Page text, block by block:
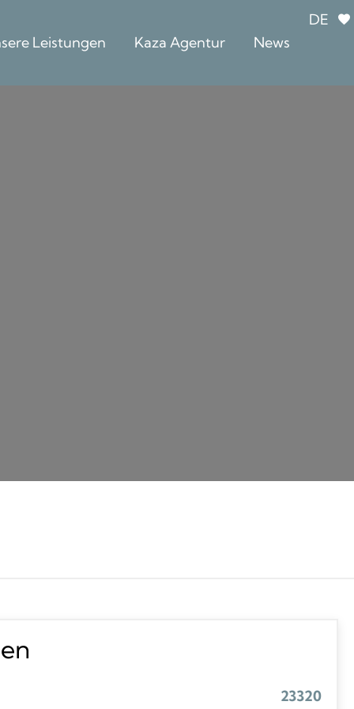
DE
Leistungen Kaza Agentur News
23320